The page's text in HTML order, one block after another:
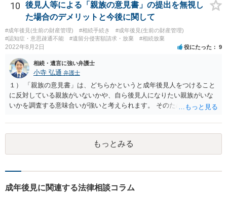
10
後見人等による「親族の意見書」の提出を無視し
た場合のデメリットと今後に関して
#成年後見(生前の財産管理) #相続手続き
#成年後見(生前の財産管理)
#認知症・意思疎通不能
#遺留分侵害額請求・放棄 #相続放棄
2022年8月2日 役にたった 9
相続・遺言に強い弁護士
小寺 弘通 弁護士
１） 「親族の意見書」は、どちらかというと成年後見人をつけること
に反対している親族がいないかや、自ら後見人になりたい親族がいな
いかを調査する意味合いが強いと考えられます。 そのため、ご相談の
す。 ２） 場合によっては、介護や被後見人の財産の処分等に関して、
後見人から相談があることも考えられます。 また、お祖母さんがお亡
くなりになった場合、相続人となる可能性がありますが、 その場合は
相続放棄されれば問題ありません。 ３） 完全に拒否する方法はないか
としても、関わりを拒否している親族にあえて連絡をしてくる可能性
もっとみる
成年後見に関連する法律相談コラム